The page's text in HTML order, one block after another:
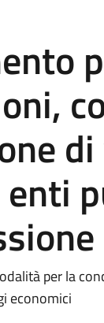
per la
economici